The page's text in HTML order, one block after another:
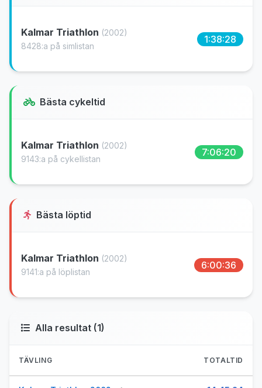
Kalmar Triathlon (2002)
8428:a på simlistan
1:38:28
Bästa cykeltid
Kalmar Triathlon (2002)
9143:a på cykellistan
7:06:20
Bästa löptid
Kalmar Triathlon (2002)
9141:a på löplistan
6:00:36
Alla resultat (1)
TÄVLING TOTALTID